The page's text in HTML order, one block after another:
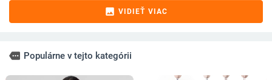
image VIDIEŤ VIAC
more Populárne v tejto kategórii